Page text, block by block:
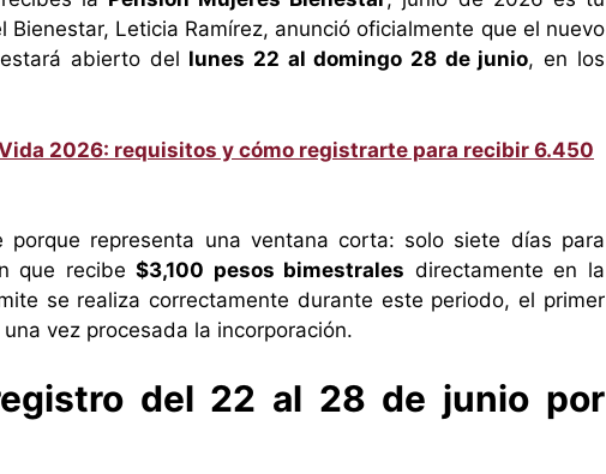
Leticia Ramírez, anunció oficialmente que el nuevo
abierto del lunes 22 al domingo 28 de junio, en los
2026: requisitos y cómo registrarte para recibir 6.450
porque representa una ventana corta: solo siete días para
que recibe$3,100 pesos bimestrales directamente en la
se realiza correctamente durante este periodo, el primer
vez procesada la incorporación.
del 22 al 28 de junio por